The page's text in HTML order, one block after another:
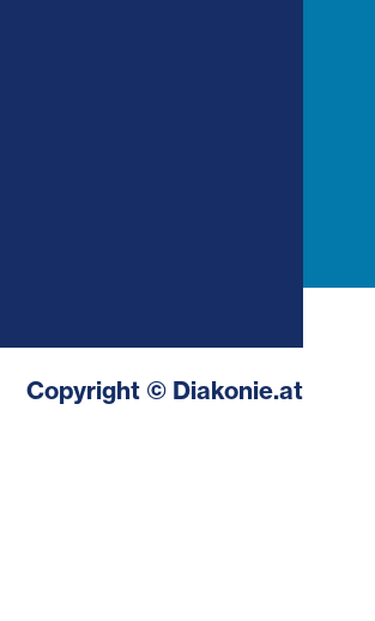
Copyright © Diakonie.at